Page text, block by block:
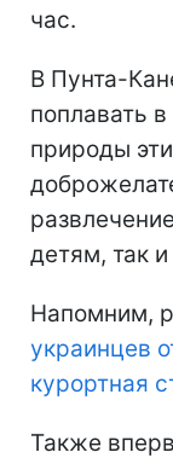
час.
В Пунта-
поплавать
природы
детям, так
Напомним,
украинцев
курортная
Также